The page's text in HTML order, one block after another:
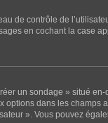
de contrôle de
en cochant la case
un sondage » situé
dans les
». Vous pouvez